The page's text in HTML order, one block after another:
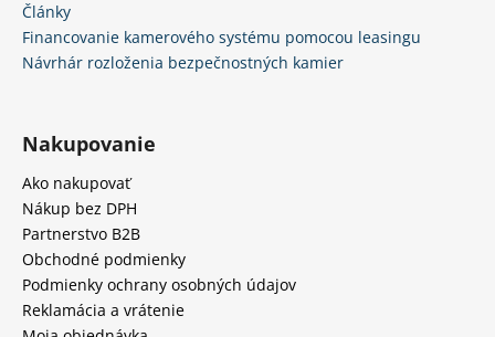
Články
Financovanie kamerového systému pomocou leasingu
Návrhár rozloženia bezpečnostných kamier
Nakupovanie
Ako nakupovať
Nákup bez DPH
Partnerstvo B2B
Obchodné podmienky
Podmienky ochrany osobných údajov
Reklamácia a vrátenie